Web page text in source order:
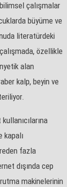
çalışmalar
büyüme ve
literatürdeki
özellikle
alan
kalp, beyin ve
kapalı
fazla
dışında cep
makinelerinin